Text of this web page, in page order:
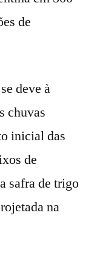
de
deve à
chuvas
inicial das
⁠de
safra de trigo
na